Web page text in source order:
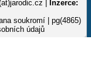
|
Inzerce:
soukromí | pg(4865)
údajů